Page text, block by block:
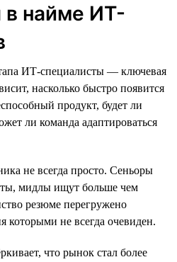
в найме ИТ-
ИТ-специалисты — ключевая
насколько быстро появится
продукт, будет ли
ли команда адаптироваться
не всегда просто. Сеньоры
мидлы ищут больше чем
резюме перегружено
которыми не всегда очевиден.
что рынок стал более